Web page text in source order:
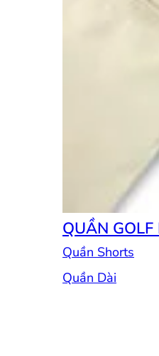
QUẦN GOLF
Quần Shorts
Quần Dài